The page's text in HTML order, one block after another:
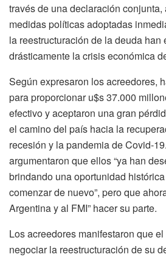
través de una declaración conjunta,
medidas políticas adoptadas
la reestructuración de la deuda han
drásticamente la crisis económica
Según expresaron los acreedores,
para proporcionar u$s 37.000
efectivo y aceptaron una gran
el camino del país hacia la
recesión y la pandemia de Covid-
argumentaron que ellos “ya han
brindando una oportunidad
comenzar de nuevo”, pero que
Argentina y al FMI” hacer su parte.
Los acreedores manifestaron que
negociar la reestructuración de su